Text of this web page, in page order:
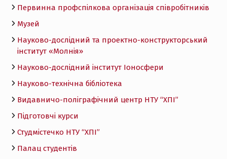
Первинна профспілкова організація співробітників
Музей
Науково-дослідний та проектно-конструкторський
інститут «Молнія»
Науково-дослідний інститут Іоносфери
Науково-технічна бібліотека
Видавничо-поліграфічний центр НТУ “ХПІ”
Підготовчі курси
Студмістечко НТУ “ХПІ”
Палац студентів